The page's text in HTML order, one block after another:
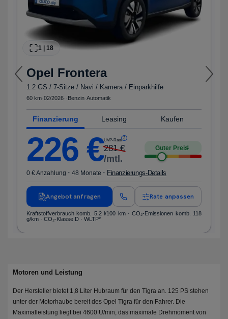
1 | 18
Opel Frontera
1.2 GS / 7-Sitze / Navi / Kamera / Einparkhilfe
60 km 02/2026 Benzin Automatik
Finanzierung Leasing Kaufen
226 €UVP-Rate 3
281€
/mtl.
Guter Preis4
0 € Anzahlung · 48 Monate · Finanzierungs-Details
Angebot anfragen Rate anpassen
Kraftstoffverbrauch komb. 5,2 l/100 km · CO₂-Emissionen komb. 118
g/km · CO₂-Klasse D · WLTP*
Motoren und Leistung
Der Hersteller bietet 1,8 Liter Hubraum für den Tigra an. 125 PS stehen
unter der Motorhaube bereit des Opel Tigra für den Fahrer. Die
Maximalleistung liegt bei 4600 U/min, das maximale Drehmoment von